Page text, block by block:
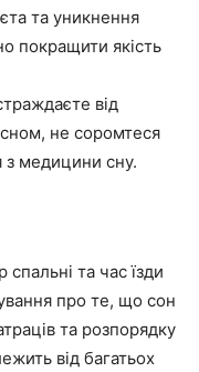
та уникнення
покращити якість
від
не соромтеся
з медицини сну.
та час їзди
про те, що сон
та розпорядку
від багатьох